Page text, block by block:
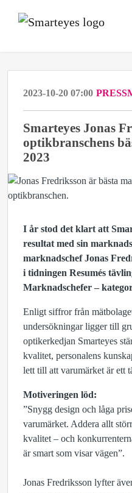
2023-10-20 07:00
Smarteyes Jonas
optikbranschens
2023
I år stod det klart att
resultat med sin
marknadschef Jonas
i tidningen Resumés
Marknadschefer –
Enligt siffror från
undersökningar ligger till
optikerkedjan Smarteyes
kvalitet, personalens
lett till att varumärket är ett
Motiveringen löd:
”Snygg design och låga
varumärket. Addera allt
kvalitet – och
är smart som visar vägen”.
Jonas Fredriksson lyfter